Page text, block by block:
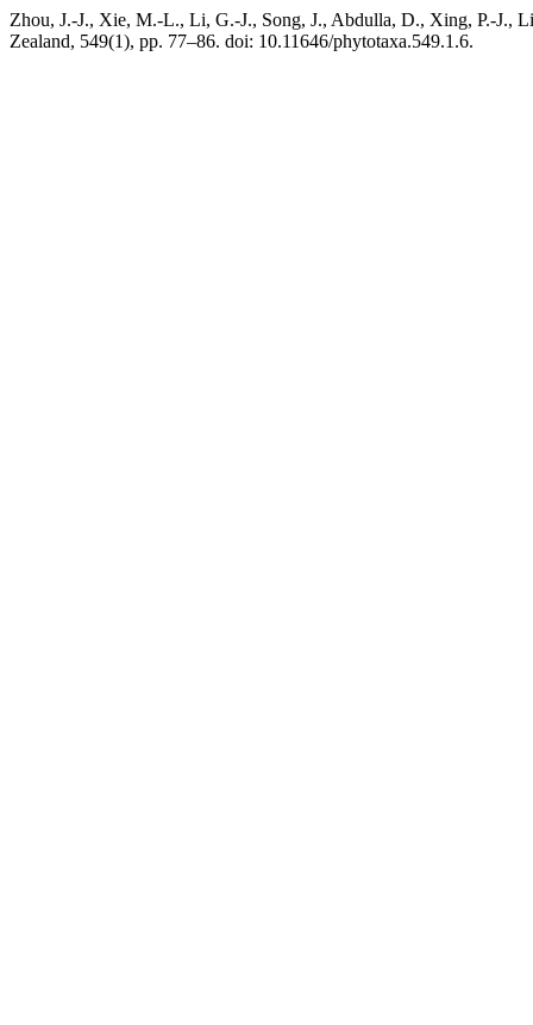
Zhou, J.-J., Xie, M.-L., Li, G.-J., Song, J., Abdulla, D., Xing, P.-J.,
Zealand, 549(1), pp. 77–86. doi: 10.11646/phytotaxa.549.1.6.